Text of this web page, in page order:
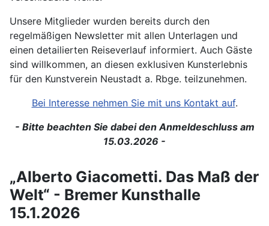
Unsere Mitglieder wurden bereits durch den
regelmäßigen Newsletter mit allen Unterlagen und
einen detailierten Reiseverlauf informiert. Auch Gäste
sind willkommen, an diesen exklusiven Kunsterlebnis
für den Kunstverein Neustadt a. Rbge. teilzunehmen.
Bei Interesse nehmen Sie mit uns Kontakt auf.
- Bitte beachten Sie dabei den Anmeldeschluss am
15.03.2026 -
„Alberto Giacometti. Das Maß der
Welt“ - Bremer Kunsthalle
15.1.2026